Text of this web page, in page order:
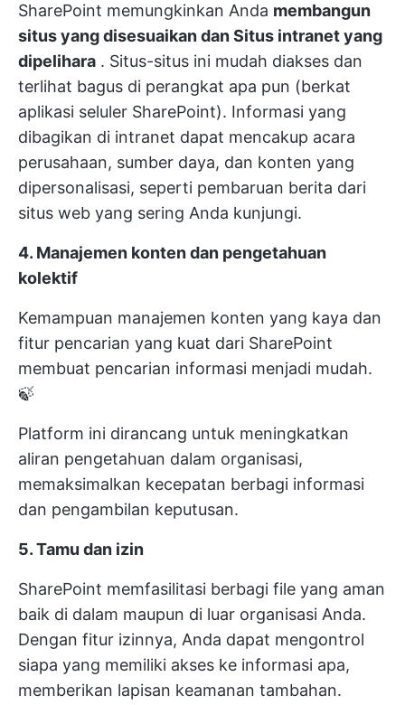
SharePoint memungkinkan Anda membangun
situs yang disesuaikan danSitus intranet yang
dipelihara . Situs-situs ini mudah diakses dan
terlihat bagus di perangkat apa pun (berkat
aplikasi seluler SharePoint). Informasi yang
dibagikan di intranet dapat mencakup acara
perusahaan, sumber daya, dan konten yang
dipersonalisasi, seperti pembaruan berita dari
situs web yang sering Anda kunjungi.
4. Manajemen konten dan pengetahuan
kolektif
Kemampuan manajemen konten yang kaya dan
fitur pencarian yang kuat dari SharePoint
membuat pencarian informasi menjadi mudah.
🍃
Platform ini dirancang untuk meningkatkan
aliran pengetahuan dalam organisasi,
memaksimalkan kecepatan berbagi informasi
dan pengambilan keputusan.
5. Tamu dan izin
SharePoint memfasilitasi berbagi file yang aman
baik di dalam maupun di luar organisasi Anda.
Dengan fitur izinnya, Anda dapat mengontrol
siapa yang memiliki akses ke informasi apa,
memberikan lapisan keamanan tambahan.